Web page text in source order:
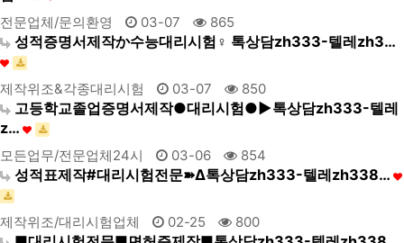
전문업체/문의환영 03-07 865
성적증명서제작か수능대리시험♀ 톡상담zh333-텔레zh3…
제작위조&각종대리시험 03-07 850
고등학교졸업증명서제작●대리시험●▶톡상담zh333-텔레
z…
모든업무/전문업체24시 03-06 854
성적표제작#대리시험전문➽Δ톡상담zh333-텔레zh338…
제작위조/대리시험업체 02-25 800